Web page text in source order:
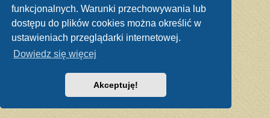
funkcjonalnych. Warunki przechowywania lub
dostępu do plików cookies można określić w
ustawieniach przeglądarki internetowej.
Dowiedz się więcej
Akceptuję!